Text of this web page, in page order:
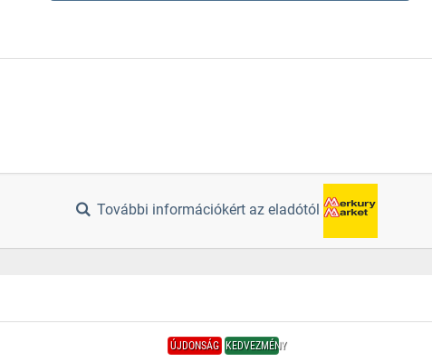
További információkért az eladótól
ÚJDONSÁG KEDVEZMÉNY